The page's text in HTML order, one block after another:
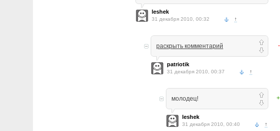
leshek
31 декабря 2010, 00:32 ↑
раскрыть комментарий
patriotik
31 декабря 2010, 00:37 ↑
молодец!
leshek
31 декабря 2010, 00:40 ↑